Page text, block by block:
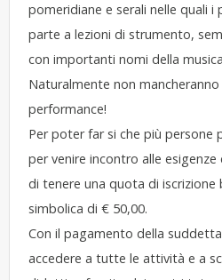
pomeridiane e serali nelle quali
parte a lezioni di strumento,
con importanti nomi della
Naturalmente non
performance!
Per poter far si che più persone
per venire incontro alle
di tenere una quota di iscrizione
simbolica di € 50,00.
Con il pagamento della
accedere a tutte le attività e a